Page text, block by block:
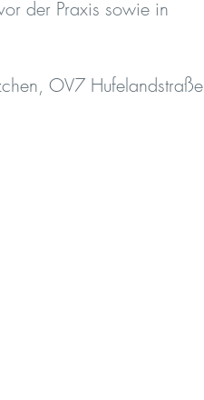
der Praxis sowie in
OV7 Hufelandstraße